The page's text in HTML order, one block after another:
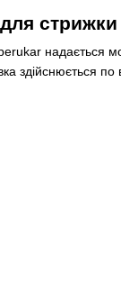
стрижки
надається
здійснюється по